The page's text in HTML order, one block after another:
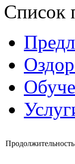
Список